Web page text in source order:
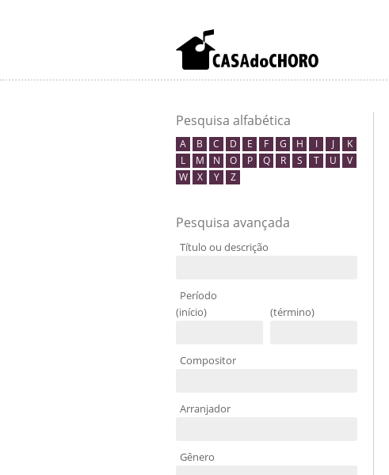
Pesquisa alfabética
A B C D E F G H I J
K
L
M N O P Q R S T U
V
W
X Y Z
Pesquisa avançada
Título ou descrição
Período
(início)
(término)
Compositor
Arranjador
Gênero